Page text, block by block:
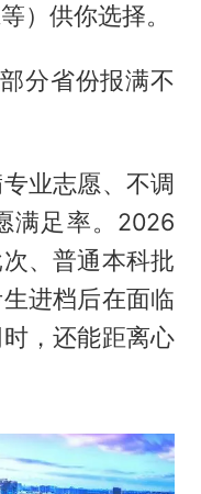
）供你选择。
分省份报满不
业志愿、不调
满足率。2026
、普通本科批
进档后在面临
，还能距离心